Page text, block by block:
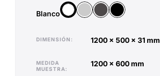
Blanco
BlancoPlataAntracitaNegro
DIMENSIÓN 1200 x 500 x 31 mm
MEDIDA
MUESTRA
1200 x 600 mm